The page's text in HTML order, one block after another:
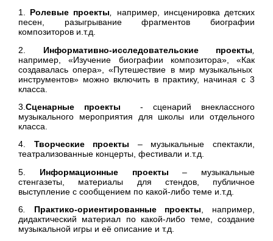
1. Ролевые проекты
например, инсценировка детских
песен, разыгрывание фрагментов биографии
композиторов и.т.д.
2. Информативно-исследовательские проекты
например, «Изучение биографии композитора», «Как
создавалась опера», «Путешествие в мир музыкальных
инструментов» можно включить в практику, начиная с 3
класса.
3. Сценарные проекты - сценарий внеклассного
музыкального мероприятия для школы или отдельного
класса.
4. Творческие проекты – музыкальные спектакли,
театрализованные концерты, фестивали и.т.д.
5. Информационные проекты – музыкальные
стенгазеты, материалы для стендов, публичное
выступление с сообщением по какой-либо теме и.т.д.
6
Практико-ориентированные проекты , например,
дидактический материал по какой-либо теме, создание
музыкальной игры и её описание и т.д.